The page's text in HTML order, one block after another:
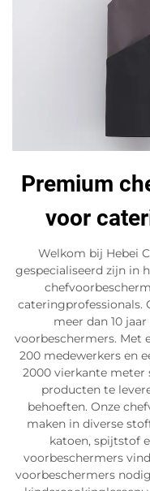
Premium
voor
Welkom bij Hebei
gespecialiseerd zijn in
cateringprofessionals.
meer dan 10
voorbeschermers. Met
200 medewerkers en
2000 vierkante meter
producten te
behoeften. Onze
maken in diverse
katoen, spijtstof
voorbeschermers
voorbeschermers